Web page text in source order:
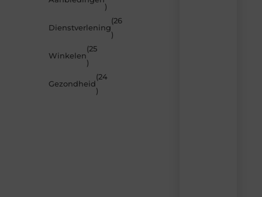
)
Dienstverlening
(26
)
Winkelen
(25
)
Gezondheid
(24
)